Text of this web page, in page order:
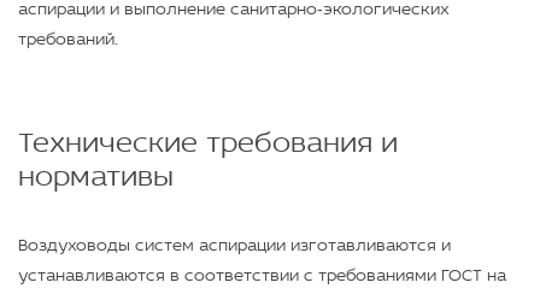
аспирации и выполнение санитарно‑экологических
требований.
Технические требования и
нормативы
Воздуховоды систем аспирации изготавливаются и
устанавливаются в соответствии с требованиями ГОСТ на